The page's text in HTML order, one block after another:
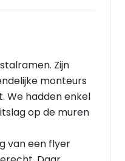
Zijn
monteurs
We hadden enkel
op de muren
van een flyer